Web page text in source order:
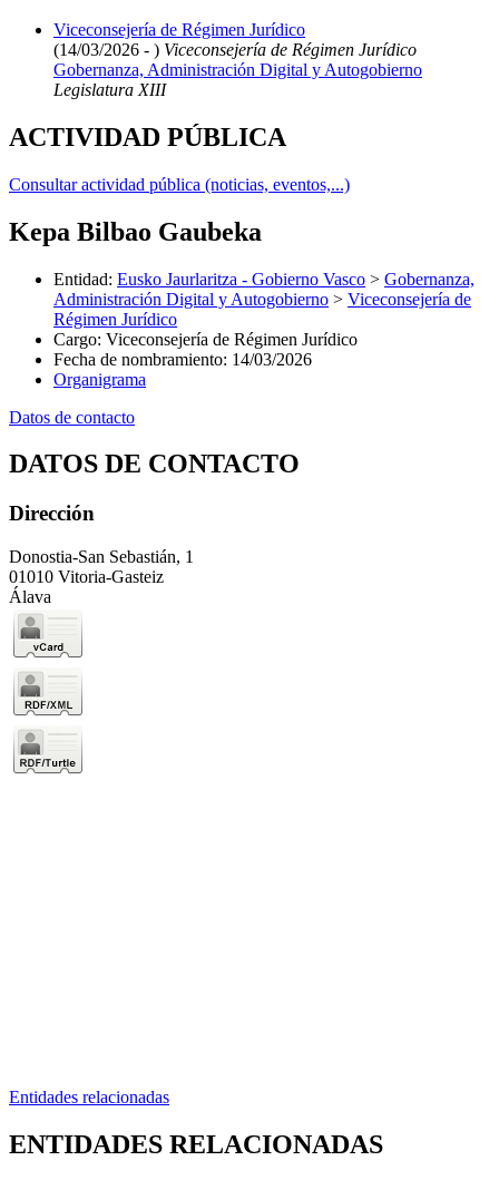
Viceconsejería de Régimen Jurídico
(14/03/2026 - ) Viceconsejería de Régimen Jurídico
Gobernanza, Administración Digital y Autogobierno
Legislatura XIII
ACTIVIDAD PÚBLICA
Consultar actividad pública (noticias, eventos,...)
Kepa Bilbao Gaubeka
Entidad: Eusko Jaurlaritza - Gobierno Vasco > Gobernanza,
Administración Digital y Autogobierno > Viceconsejería de
Régimen Jurídico
Cargo: Viceconsejería de Régimen Jurídico
Fecha de nombramiento: 14/03/2026
Organigrama
Datos de contacto
DATOS DE CONTACTO
Dirección
Donostia-San Sebastián, 1
01010 Vitoria-Gasteiz
Álava
Entidades relacionadas
ENTIDADES RELACIONADAS